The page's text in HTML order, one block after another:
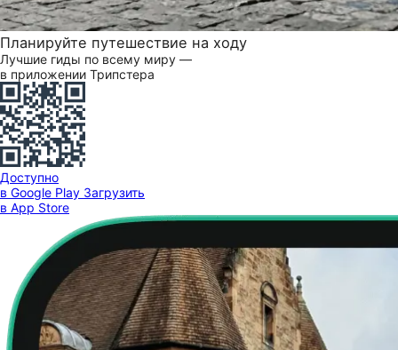
Планируйте путешествие на ходу
Лучшие гиды по всему миру —
в приложении Трипстера
Доступно
в Google Play Загрузить
в App Store